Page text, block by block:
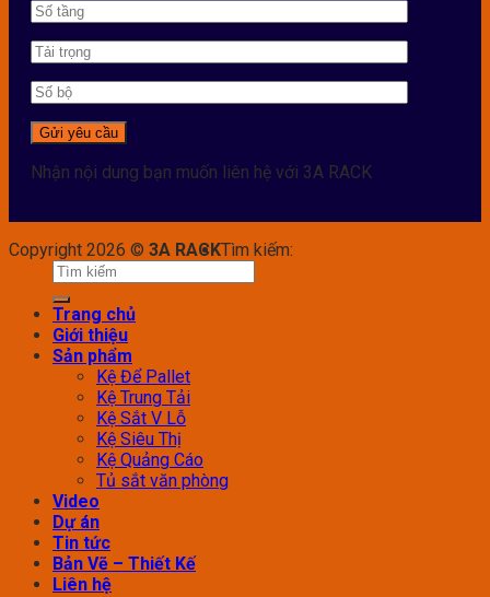
Nhận nội dung bạn muốn liên hệ với 3A RACK
Copyright 2026 © 3A RACKTìm kiếm:
Trang chủ
Giới thiệu
Sản phẩm
Kệ Để Pallet
Kệ Trung Tải
Kệ Sắt V Lỗ
Kệ Siêu Thị
Kệ Quảng Cáo
Tủ sắt văn phòng
Video
Dự án
Tin tức
Bản Vẽ – Thiết Kế
Liên hệ